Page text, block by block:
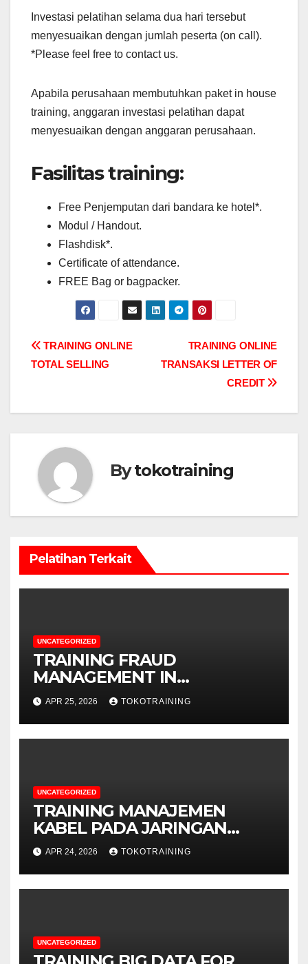
Investasi pelatihan selama dua hari tersebut
menyesuaikan dengan jumlah peserta (on call).
*Please feel free to contact us.
Apabila perusahaan membutuhkan paket in house
training, anggaran investasi pelatihan dapat
menyesuaikan dengan anggaran perusahaan.
Fasilitas training:
Free Penjemputan dari bandara ke hotel*.
Modul / Handout.
Flashdisk*.
Certificate of attendance.
FREE Bag or bagpacker.
Post
TRAINING ONLINE
TRANSAKSI LETTER OF
CREDIT
TRAINING ONLINE
TOTAL SELLING
Bytokotraining
Pelatihan Terkait
UNCATEGORIZED
TRAINING FRAUD
MANAGEMENT IN
TELECOMMUNICATION
BUSINESS
APR 25, 2026 TOKOTRAINING
UNCATEGORIZED
TRAINING MANAJEMEN
KABEL PADA JARINGAN
TELEKOMUNIKASI
APR 24, 2026 TOKOTRAINING
UNCATEGORIZED